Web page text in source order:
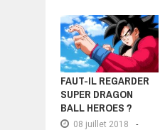
FAUT-IL REGARDER
SUPER DRAGON
BALL HEROES ?
08 juillet 2018
-